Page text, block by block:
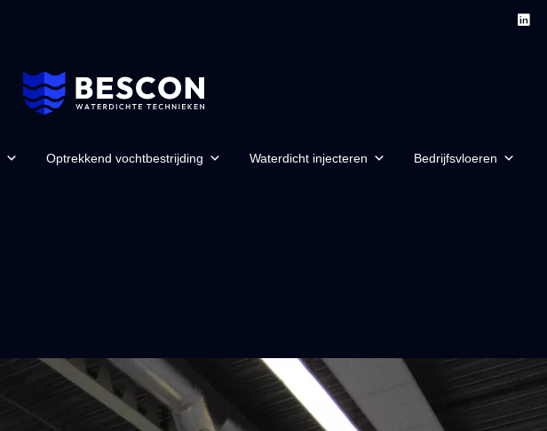
Optrekkend vochtbestrijding Waterdicht injecteren Bedrijfsvloeren